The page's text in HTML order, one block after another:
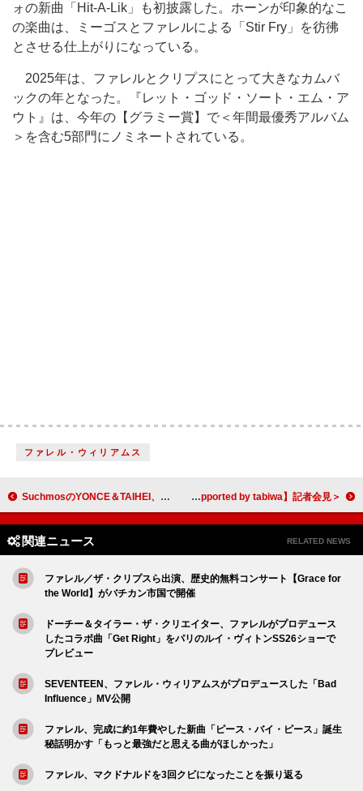
ォの新曲「Hit-A-Lik」も初披露した。ホーンが印象的なこ
の楽曲は、ミーゴスとファレルによる「Stir Fry」を彷彿
とさせる仕上がりになっている。
2025年は、ファレルとクリプスにとって大きなカムバ
ックの年となった。『レット・ゴッド・ソート・エム・ア
ウト』は、今年の【グラミー賞】で＜年間最優秀アルバム
＞を含む5部門にノミネートされている。
ファレル・ウィリアムス
SuchmosのYONCE＆TAIHEI、J-WAVEスタジオでの「Marry」スペシャルライブの映像をプレミア公開 ＜レポート＞小泉今日子／斉藤和義ら 丙午生まれのミュージシャンが集結 【ROOTS66 -NEW BEGINNING 60- supported by tabiwa】記者会見
関連ニュース RELATED NEWS
ファレル／ザ・クリプスら出演、歴史的無料コンサート【Grace for
the World】がバチカン市国で開催
ドーチー＆タイラー・ザ・クリエイター、ファレルがプロデュース
したコラボ曲「Get Right」をパリのルイ・ヴィトンSS26ショーで
プレビュー
SEVENTEEN、ファレル・ウィリアムスがプロデュースした「Bad
Influence」MV公開
ファレル、完成に約1年費やした新曲「ピース・バイ・ピース」誕生
秘話明かす「もっと最強だと思える曲がほしかった」
ファレル、マクドナルドを3回クビになったことを振り返る